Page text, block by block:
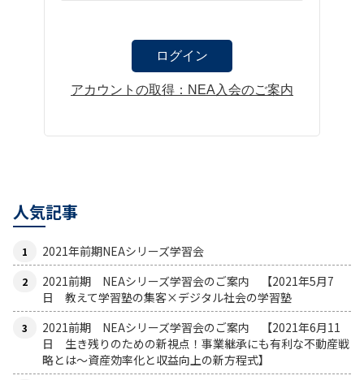
アカウントの取得：NEA入会のご案内
人気記事
2021年前期NEAシリーズ学習会
2021前期 NEAシリーズ学習会のご案内 【2021年5月7
日 教えて学習塾の集客×デジタル社会の学習塾
2021前期 NEAシリーズ学習会のご案内 【2021年6月11
日 生き残りのための新視点！事業継承にも有利な不動産戦
略とは〜資産効率化と収益向上の新方程式】